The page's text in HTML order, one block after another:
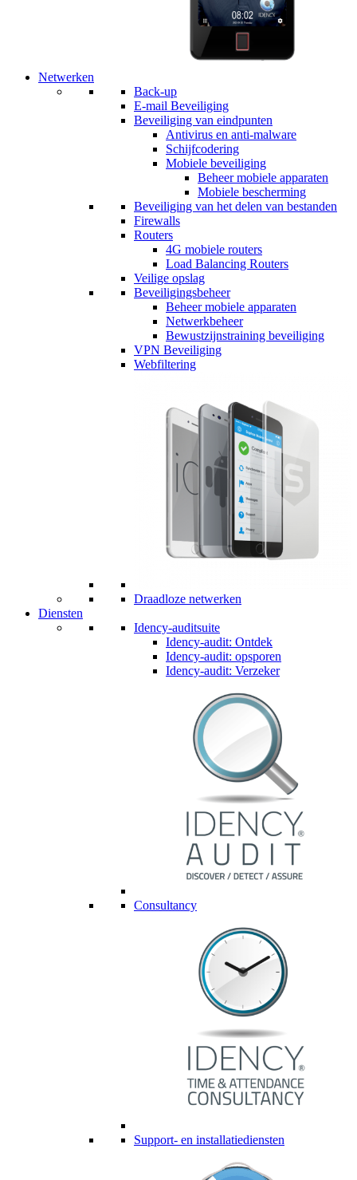
Netwerken
Back-up
E-mail Beveiliging
Beveiliging van eindpunten
Antivirus en anti-malware
Schijfcodering
Mobiele beveiliging
Beheer mobiele apparaten
Mobiele bescherming
Beveiliging van het delen van bestanden
Firewalls
Routers
4G mobiele routers
Load Balancing Routers
Veilige opslag
Beveiligingsbeheer
Beheer mobiele apparaten
Netwerkbeheer
Bewustzijnstraining beveiliging
VPN Beveiliging
Webfiltering
Draadloze netwerken
Diensten
Idency-auditsuite
Idency-audit: Ontdek
Idency-audit: opsporen
Idency-audit: Verzeker
Consultancy
Support- en installatiediensten